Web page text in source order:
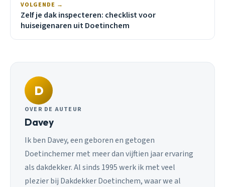
VOLGENDE →
Zelf je dak inspecteren: checklist voor
huiseigenaren uit Doetinchem
D
OVER DE AUTEUR
Davey
Ik ben Davey, een geboren en getogen
Doetinchemer met meer dan vijftien jaar ervaring
als dakdekker. Al sinds 1995 werk ik met veel
plezier bij Dakdekker Doetinchem, waar we al